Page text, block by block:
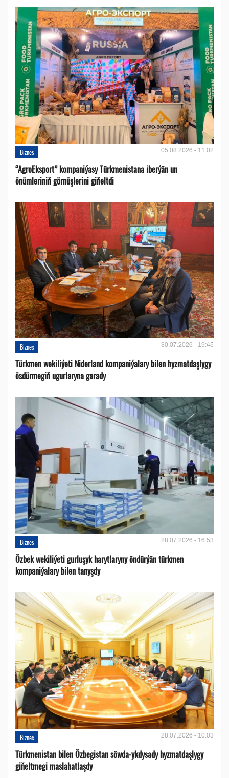
Biznes 05.08.2026 - 11:02
“AgroEksport” kompaniýasy Türkmenistana iberýän un
önümleriniň görnüşlerini giňeltdi
Biznes 30.07.2026 - 19:45
Türkmen wekiliýeti Niderland kompaniýalary bilen hyzmatdaşlygy
ösdürmegiň ugurlaryna garady
Biznes 28.07.2026 - 16:53
Özbek wekiliýeti gurluşyk harytlaryny öndürýän türkmen
kompaniýalary bilen tanyşdy
Biznes 28.07.2026 - 10:03
Türkmenistan bilen Özbegistan söwda-ykdysady hyzmatdaşlygy
giňeltmegi maslahatlaşdy